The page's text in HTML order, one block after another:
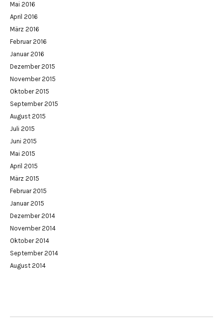
Mai 2016
April 2016
März 2016
Februar 2016
Januar 2016
Dezember 2015
November 2015
Oktober 2015
September 2015
August 2015
Juli 2015
Juni 2015
Mai 2015
April 2015
März 2015
Februar 2015
Januar 2015
Dezember 2014
November 2014
Oktober 2014
September 2014
August 2014